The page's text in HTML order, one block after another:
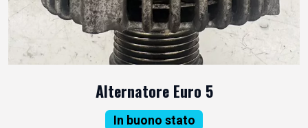
Alternatore Euro 5
In buono stato